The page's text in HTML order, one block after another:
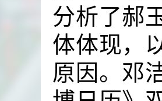
分析了郝
体体现，
原因。邓